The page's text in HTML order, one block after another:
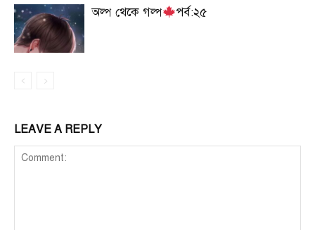
অল্প থেকে গল্প পর্ব:২৫
LEAVE A REPLY